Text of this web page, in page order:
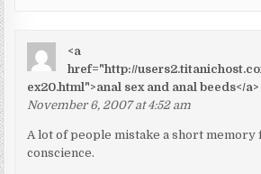
<a
href="http://
ex20.html">anal sex and anal beeds</a>
November 6, 2007 at 4:52 am
A lot of people mistake a short memory
conscience.